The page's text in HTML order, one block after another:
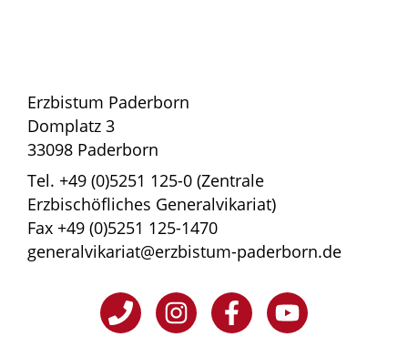
Erzbistum Paderborn
Domplatz 3
33098 Paderborn
Tel. +49 (0)5251 125-0 (Zentrale
Erzbischöfliches Generalvikariat)
Fax +49 (0)5251 125-1470
generalvikariat@erzbistum-paderborn.de